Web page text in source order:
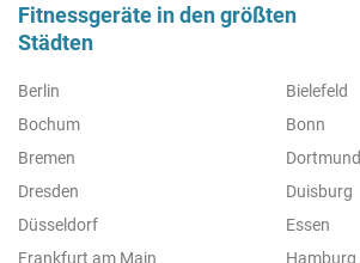
Fitnessgeräte in den größten
Städten
Berlin
Bielefeld
Bochum
Bonn
Bremen
Dortmund
Dresden
Duisburg
Düsseldorf
Essen
Frankfurt am Main
Hamburg